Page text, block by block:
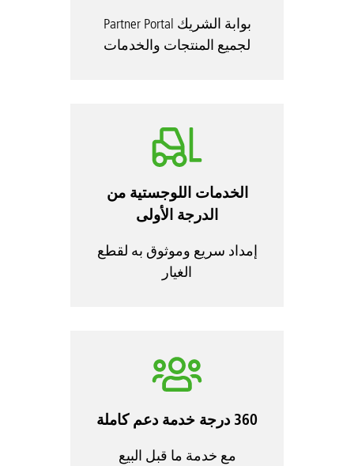
بوابة الشريك Partner Portal
لجميع المنتجات والخدمات
الخدمات اللوجستية من
الدرجة الأولى
إمداد سريع وموثوق به لقطع
الغيار
360 درجة خدمة دعم كاملة
مع خدمة ما قبل البيع